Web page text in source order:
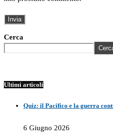
Cerca
Ultimi articoli
Quiz: il Pacifico e la guerra
6 Giugno 2026